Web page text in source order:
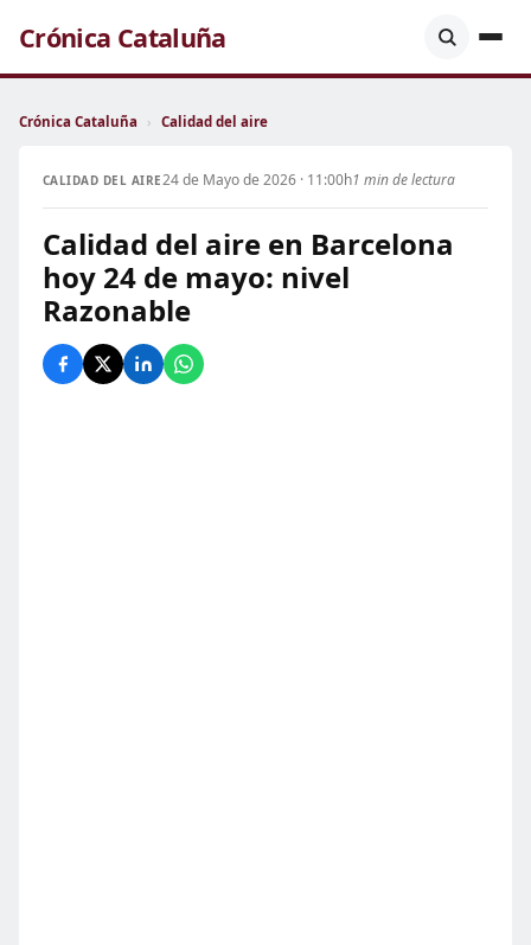
Crónica Cataluña
Crónica Cataluña › Calidad del aire
CALIDAD DEL AIRE24 de Mayo de 2026 · 11:00h1 min de lectura
Calidad del aire en Barcelona
hoy 24 de mayo: nivel
Razonable